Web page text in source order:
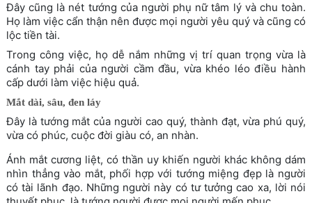
Đây cũng là nét tướng của người phụ nữ tâm lý và chu toàn.
Họ làm việc cẩn thận nên được mọi người yêu quý và cũng có
lộc tiền tài.
Trong công việc, họ dễ nắm những vị trí quan trọng vừa là
cánh tay phải của người cầm đầu, vừa khéo léo điều hành
cấp dưới làm việc hiệu quả.
Mắt dài, sâu, đen láy
Đây là tướng mắt của người cao quý, thành đạt, vừa phú quý,
vừa có phúc, cuộc đời giàu có, an nhàn.
Ánh mắt cương liệt, có thần uy khiến người khác không dám
nhìn thẳng vào mắt, phối hợp với tướng miệng đẹp là người
có tài lãnh đạo. Những người này có tư tưởng cao xa, lời nói